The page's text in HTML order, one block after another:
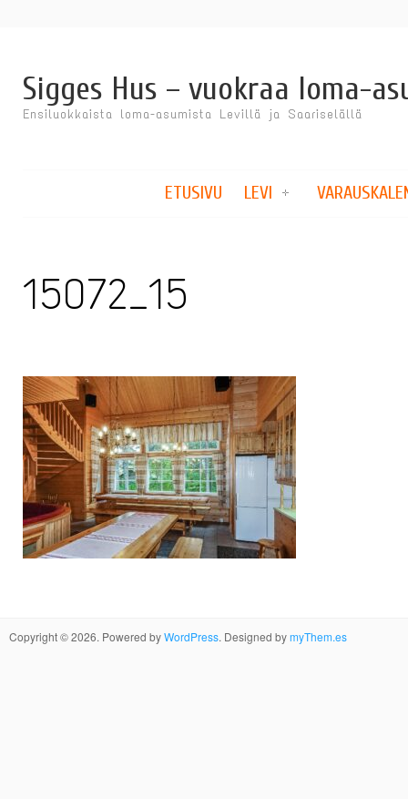
Sigges Hus – vuokraa loma-
Ensiluokkaista loma-asumista Levillä ja Saariselällä
ETUSIVU LEVI
15072_15
Copyright © 2026. Powered byWordPress. Designed bymyThem.es